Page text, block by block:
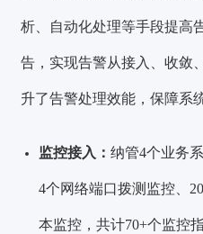
析、自动化处理等手段提高
告， 实现告警从接入、收敛
升了告警处理效能，保障系
监控接入：纳管4个业务
4个网络端口拨测监控、
本监控，共计70+个监控